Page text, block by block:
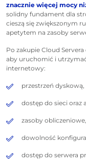
znacznie więcej mocy
solidny fundament dla
cieszą się zwiększonym
apetytem na zasoby
Po zakupie Cloud
aby uruchomić i
internetowy:
przestrzeń dyskową,
dostęp do sieci oraz
zasoby obliczeniowe,
dowolność
dostęp do serwera